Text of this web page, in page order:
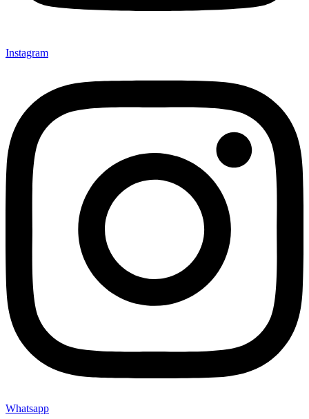
Instagram
Whatsapp